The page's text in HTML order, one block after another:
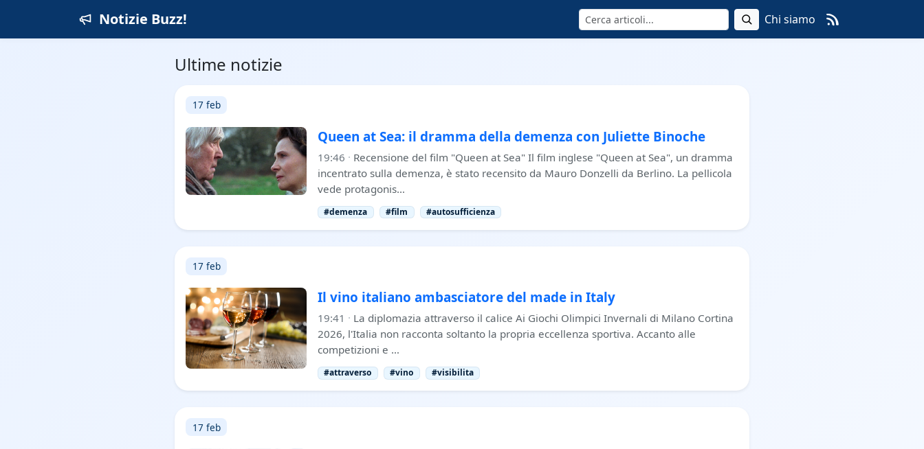
Notizie Buzz! Cerca Chi siamo
Ultime notizie
17 feb
Queen at Sea: il dramma della demenza con Juliette Binoche
19:46 · Recensione del film "Queen at Sea" Il film inglese "Queen at Sea", un dramma
incentrato sulla demenza, è stato recensito da Mauro Donzelli da Berlino. La pellicola
vede protagonis…
#demenza #film #autosufficienza
17 feb
Il vino italiano ambasciatore del made in Italy
19:41 · La diplomazia attraverso il calice Ai Giochi Olimpici Invernali di Milano Cortina
2026, l'Italia non racconta soltanto la propria eccellenza sportiva. Accanto alle
competizioni e …
#attraverso #vino #visibilita
17 feb